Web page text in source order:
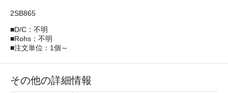
2SB865
■D/C：不明
■Rohs：不明
■注文単位：1個～
その他の詳細情報